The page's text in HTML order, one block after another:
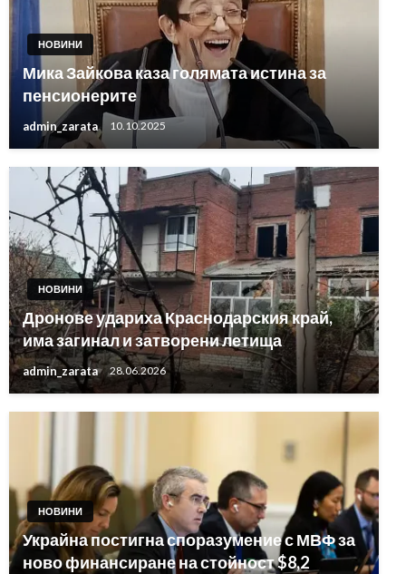
НОВИНИ
Мика Зайкова каза голямата истина за
пенсионерите
admin_zarata 10.10.2025
НОВИНИ
Дронове удариха Краснодарския край,
има загинал и затворени летища
admin_zarata 28.06.2026
НОВИНИ
Украйна постигна споразумение с МВФ за
ново финансиране на стойност $8,2